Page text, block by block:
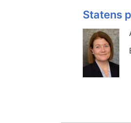
Statens